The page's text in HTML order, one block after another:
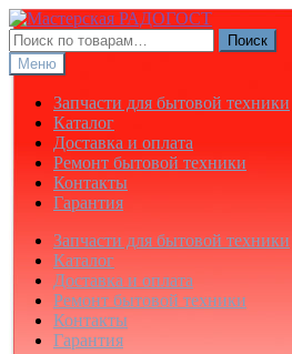
Перейти
к
навигации
Перейти
к
содержимому
Искать:
Поиск
Меню
Запчасти для бытовой техники
Каталог
Доставка и оплата
Ремонт бытовой техники
Контакты
Гарантия
Запчасти для бытовой техники
Каталог
Доставка и оплата
Ремонт бытовой техники
Контакты
Гарантия